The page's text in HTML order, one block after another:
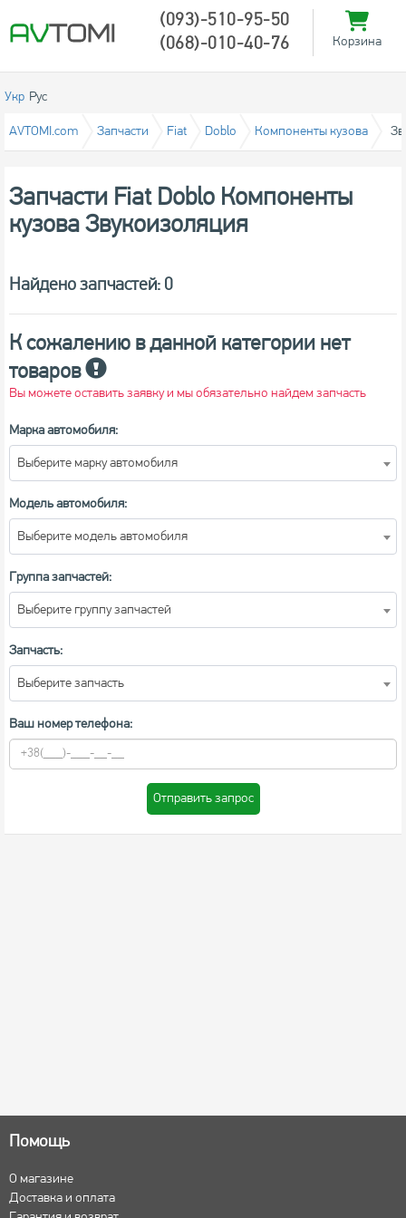
(093)-510-95-50
(068)-010-40-76
Корзина
Укр Рус
AVTOMI.com Запчасти Fiat Doblo Компоненты кузова
Запчасти Fiat Doblo Компоненты
кузова Звукоизоляция
Найдено запчастей: 0
К сожалению в данной категории нет
товаров
Вы можете оставить заявку и мы обязательно найдем запчасть
Марка автомобиля:
Выберите марку автомобиля
Модель автомобиля:
Выберите модель автомобиля
Группа запчастей:
Выберите группу запчастей
Запчасть:
Выберите запчасть
Ваш номер телефона:
Отправить запрос
Помощь
О магазине
Доставка и оплата